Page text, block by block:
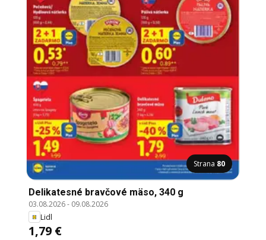
Strana 80
Delikatesné bravčové mäso, 340 g
03.08.2026- 09.08.2026
Lidl
1,79 €